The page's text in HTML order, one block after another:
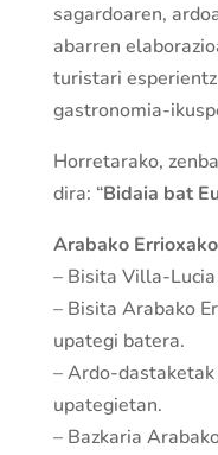
sagardoaren,
abarren
turistari
gastronomia-
Horretarako,
dira: “Bidaia bat
Arabako
– Bisita Villa-
– Bisita Arabako
upategi batera.
– Ardo-
upategietan.
– Bazkaria